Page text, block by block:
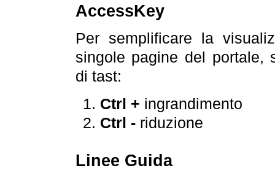
AccessKey
Per semplificare la
singole pagine del portale,
di tast:
Ctrl + ingrandimento
Ctrl -riduzione
Linee Guida